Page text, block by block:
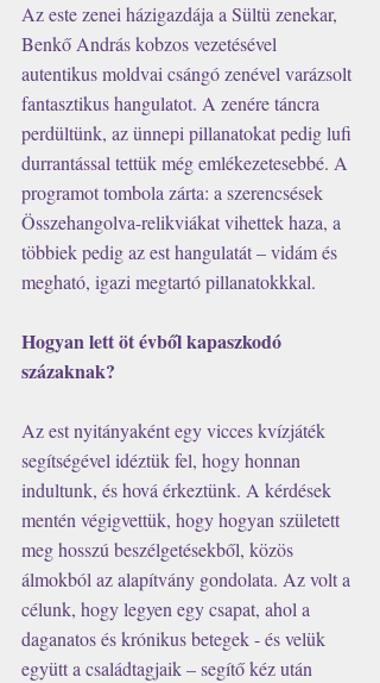
Az este zenei házigazdája a Sültü zenekar,
Benkő András kobzos vezetésével
autentikus moldvai csángó zenével varázsolt
fantasztikus hangulatot. A zenére táncra
perdültünk, az ünnepi pillanatokat pedig lufi
durrantással tettük még emlékezetesebbé. A
programot tombola zárta: a szerencsések
Összehangolva-relikviákat vihettek haza, a
többiek pedig az est hangulatát – vidám és
megható, igazi megtartó pillanatokkkal.
Hogyan lett öt évből kapaszkodó
százaknak?
Az est nyitányaként egy vicces kvízjáték
segítségével idéztük fel, hogy honnan
indultunk, és hová érkeztünk. A kérdések
mentén végigvettük, hogy hogyan született
meg hosszú beszélgetésekből, közös
álmokból az alapítvány gondolata. Az volt a
célunk, hogy legyen egy csapat, ahol a
daganatos és krónikus betegek - és velük
együtt a családtagjaik – segítő kéz után